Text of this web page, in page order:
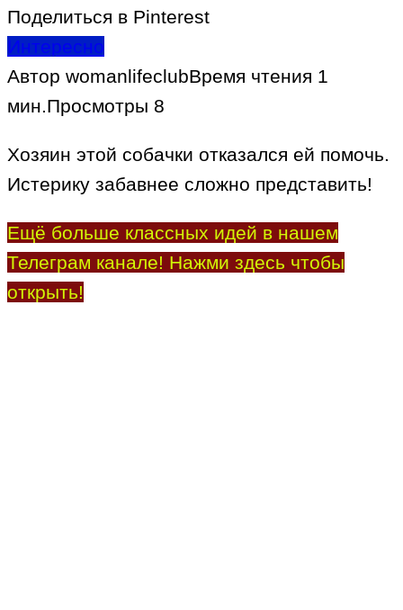
Поделиться в Pinterest
Интересно
Автор womanlifeclubВремя чтения 1
мин.Просмотры 8
Хозяин этой собачки отказался ей помочь.
Истерику забавнее сложно представить!
Ещё больше классных идей в нашем
Телеграм канале! Нажми здесь чтобы
открыть!